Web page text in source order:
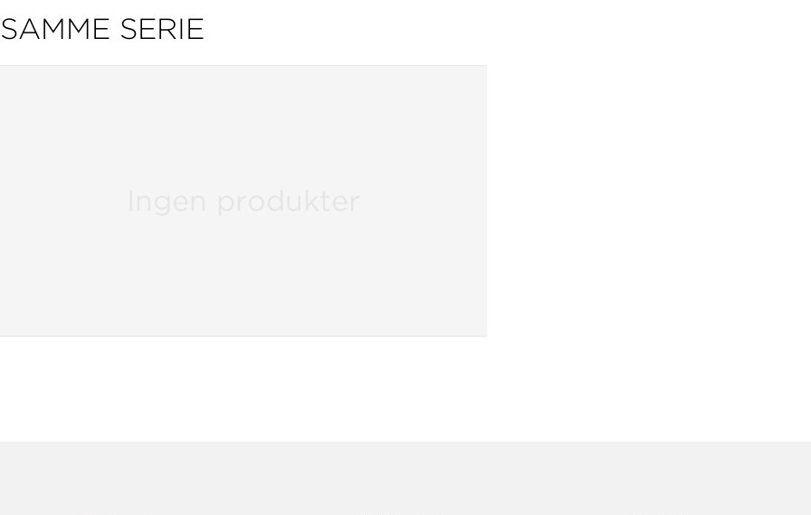
- uden at det bliver en løftet pegefinger.«
SAMME SERIE